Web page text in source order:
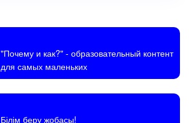
"Почему и как?"- образовательный контент
для самых маленьких
Білім беру жобасы!